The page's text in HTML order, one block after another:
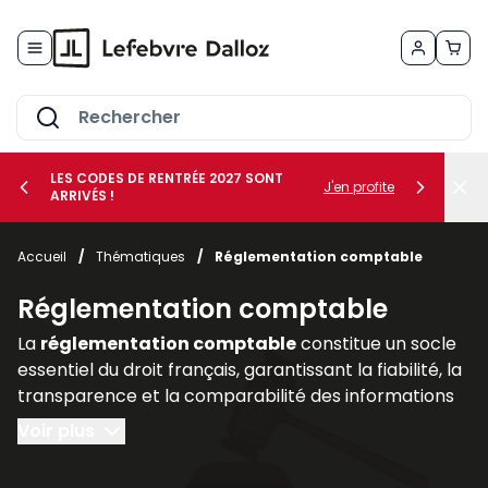
le sous-menu Vos métiers
le sous-menu Vos besoins
LES CODES DE RENTRÉE 2027 SONT
ARRIVÉS !
J'en profite
Accueil / Thématiques / Réglementation comptable
Réglementation comptable
La réglementation comptableconstitue un socle
essentiel du droit français, garantissant la fiabilité, la
transparence et la comparabilité des informations
financières produites par les entreprises. Elle
encadre la manière dont les sociétés doivent